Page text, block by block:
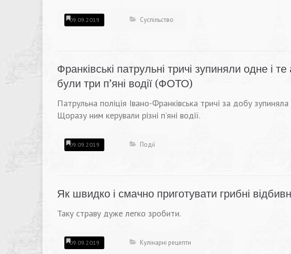
09.09.2019 Суспільство
Франківські патрульні тричі зупиняли одне і
були три п’яні водії (ФОТО)
Патрульна поліція Івано-Франківська тричі за добу
Щоразу ним керували різні п’яні водії.
09.09.2019 Події
Як швидко і смачно приготувати грибні
Таку страву дуже легко зробити.
09.09.2019 Кулінарні рецепти